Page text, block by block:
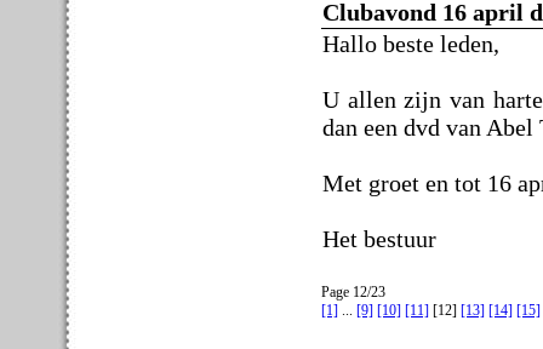
Clubavond 16 april
Hallo beste leden,
U allen zijn van
dan een dvd van Abel
Met groet en tot 16
Het bestuur
Page 12/23
[1]
[9] [10] [11] [12] [13] [14] [15]